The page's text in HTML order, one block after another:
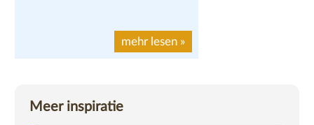
mehr lesen »
Meer inspiratie